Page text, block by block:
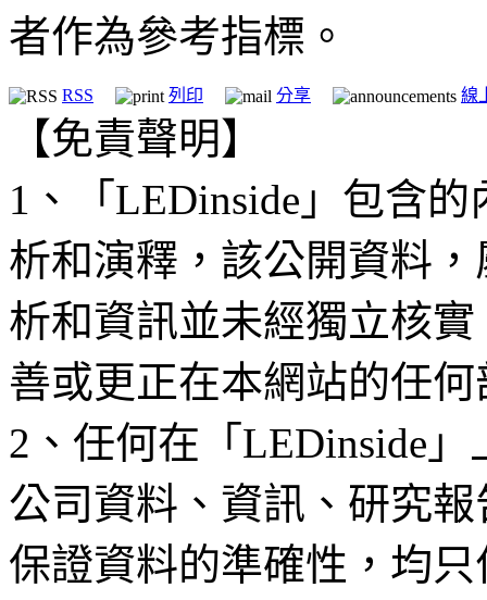
者作為參考指標。
RSS 列印 分享 線
【免責聲明】
1、「LEDinside」包含
析和演釋，該公開資料
析和資訊並未經獨立核
善或更正在本網站的任
2、任何在「LEDinside
公司資料、資訊、研究
保證資料的準確性，均